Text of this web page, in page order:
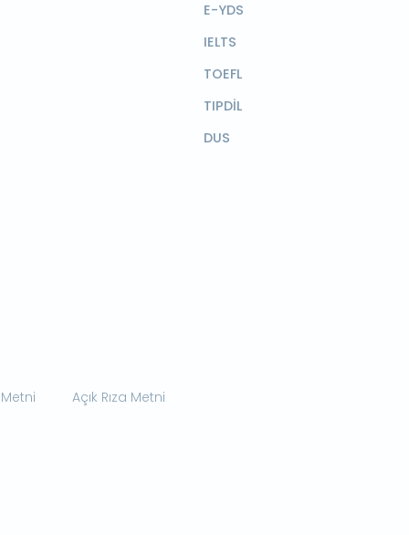
E-YDS
IELTS
TOEFL
TIPDİL
DUS
Açık Rıza Metni